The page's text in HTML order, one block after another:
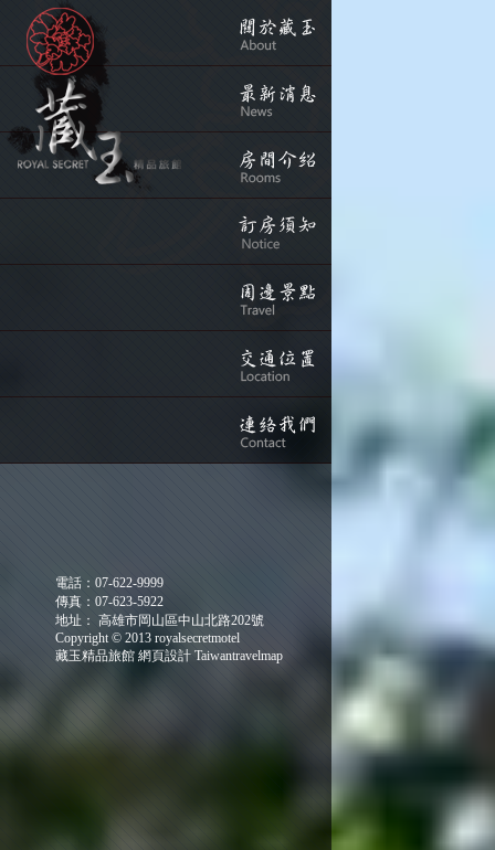
電話：07-622-9999
傳真：07-623-5922
地址： 高雄市岡山區中山北路202號
Copyright © 2013 royalsecretmotel
藏玉精品旅館 網頁設計 Taiwantravelmap